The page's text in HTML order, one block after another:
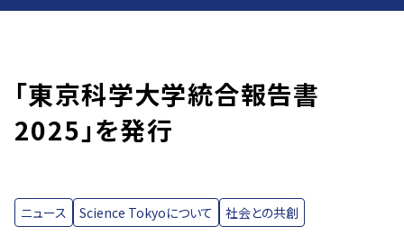
「東京科学大学統合報告書
2025」を発行
ニュース Science Tokyoについて 社会との共創